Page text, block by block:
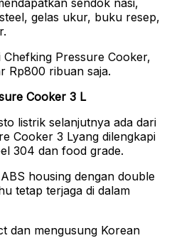
gelas ukur, buku resep,
Chefking Pressure Cooker,
Rp800 ribuan saja.
Cooker 3 L
listrik selanjutnya ada dari
Cooker 3 Lyang dilengkapi
304 dan food grade.
housing dengan double
tetap terjaga di dalam
dan mengusung Korean